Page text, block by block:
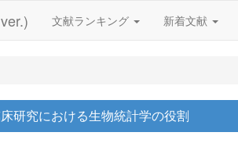
文献ランキング 新着文献
研究における生物統計学の役割